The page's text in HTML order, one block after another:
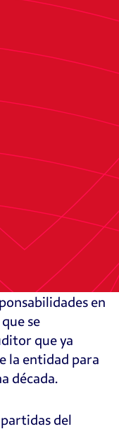
auditadas sin
por la
Comisión de
a la
siendo
Directiva de
firma ha
errores que
corrección.
en
se
que ya
la entidad para
década.
del